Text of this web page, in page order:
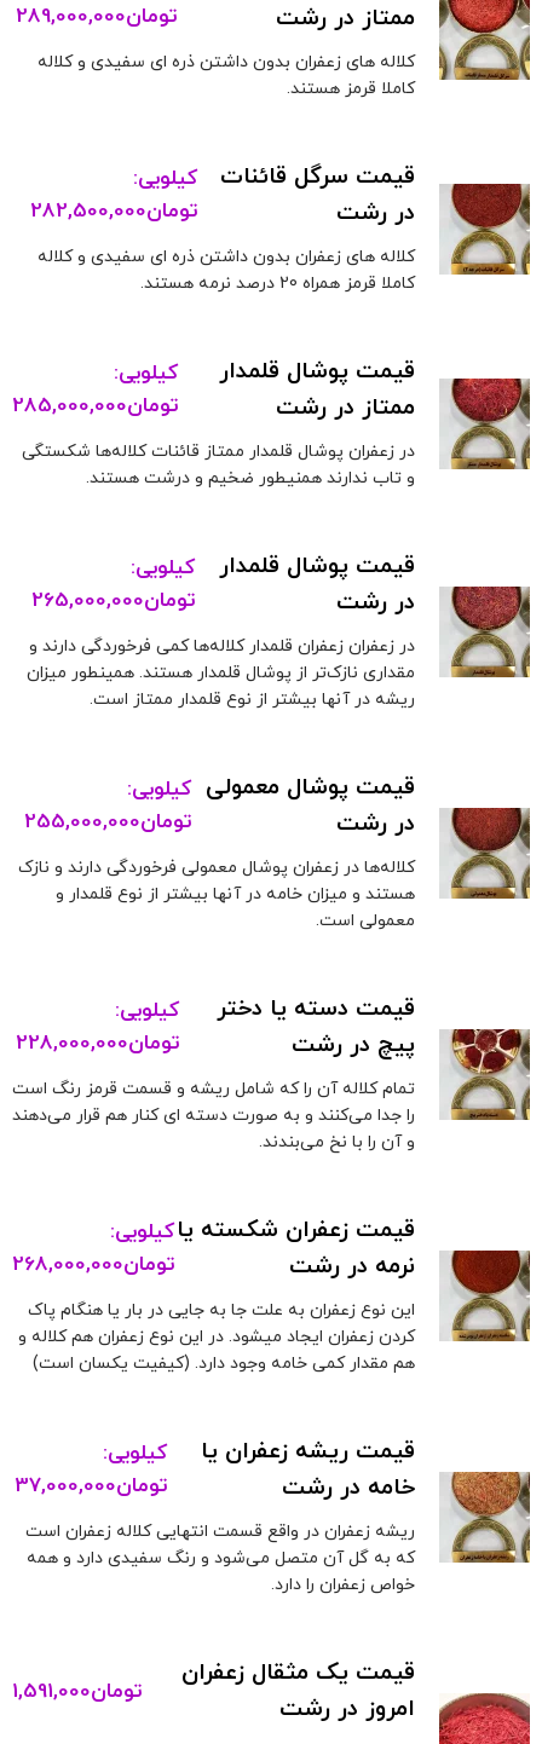
ممتاز در رشت
تومان289,000,000
کلاله های زعفران بدون داشتن ذره ای سفیدی و کلاله
کاملا قرمز هستند.
قیمت سرگل قائنات
در رشت
کیلویی:
تومان282,500,000
کلاله های زعفران بدون داشتن ذره ای سفیدی و کلاله
کاملا قرمز همراه 20 درصد نرمه هستند.
قیمت پوشال قلمدار
ممتاز در رشت
کیلویی:
تومان285,000,000
در زعفران پوشال قلمدار ممتاز قائنات کلاله‌ها شکستگی
و تاب ندارند همنیطور ضخیم و درشت هستند.
قیمت پوشال قلمدار
در رشت
کیلویی:
تومان265,000,000
در زعفران زعفران قلمدار کلاله‌ها کمی فرخوردگی دارند و
مقداری نازک‌تر از پوشال قلمدار هستند. همینطور میزان
ریشه در آنها بیشتر از نوع قلمدار ممتاز است.
قیمت پوشال معمولی
در رشت
کیلویی:
تومان255,000,000
کلاله‌ها در زعفران پوشال معمولی فرخوردگی دارند و نازک
هستند و میزان خامه در آنها بیشتر از نوع قلمدار و
معمولی است.
قیمت دسته یا دختر
پیچ در رشت
کیلویی:
تومان228,000,000
تمام کلاله آن را که شامل ریشه و قسمت قرمز رنگ است
را جدا می‌کنند و به صورت دسته ای کنار هم قرار می‌دهند
و آن را با نخ می‌بندند.
قیمت زعفران شکسته یا
نرمه در رشت
کیلویی:
تومان268,000,000
این نوع زعفران به علت جا به جایی در بار یا هنگام پاک
کردن زعفران ایجاد میشود. در این نوع زعفران هم کلاله و
هم مقدار کمی خامه وجود دارد. (کیفیت یکسان است)
قیمت ریشه زعفران یا
خامه در رشت
کیلویی:
تومان37,000,000
ریشه زعفران در واقع قسمت انتهایی کلاله زعفران است
که به گل آن متصل می‌شود و رنگ سفیدی دارد و همه
خواص زعفران را دارد.
قیمت یک مثقال زعفران
امروز در رشت
تومان1,591,000